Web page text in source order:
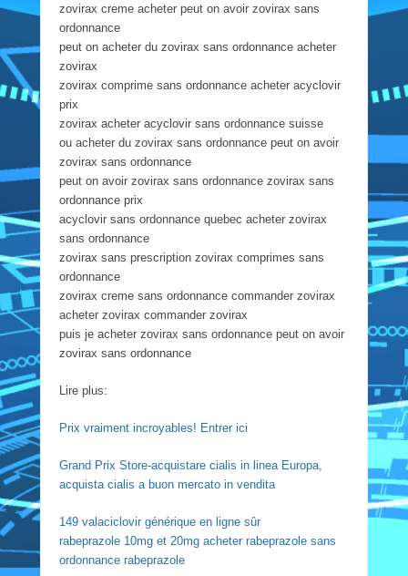
zovirax creme acheter peut on avoir zovirax sans
ordonnance
peut on acheter du zovirax sans ordonnance acheter
zovirax
zovirax comprime sans ordonnance acheter acyclovir
prix
zovirax acheter acyclovir sans ordonnance suisse
ou acheter du zovirax sans ordonnance peut on avoir
zovirax sans ordonnance
peut on avoir zovirax sans ordonnance zovirax sans
ordonnance prix
acyclovir sans ordonnance quebec acheter zovirax
sans ordonnance
zovirax sans prescription zovirax comprimes sans
ordonnance
zovirax creme sans ordonnance commander zovirax
acheter zovirax commander zovirax
puis je acheter zovirax sans ordonnance peut on avoir
zovirax sans ordonnance
Lire plus:
Prix vraiment incroyables! Entrer ici
Grand Prix Store-acquistare cialis in linea Europa,
acquista cialis a buon mercato in vendita
149 valaciclovir générique en ligne sûr
rabeprazole 10mg et 20mg acheter rabeprazole sans
ordonnance rabeprazole